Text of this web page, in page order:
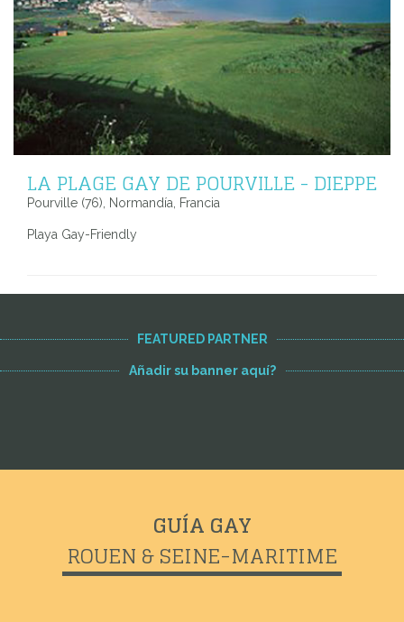
LA PLAGE GAY DE POURVILLE - DIEPPE
Pourville (76), Normandía, Francia
Playa Gay-Friendly
FEATURED PARTNER
Añadir su banner aquí?
GUÍA GAY
ROUEN & SEINE-MARITIME